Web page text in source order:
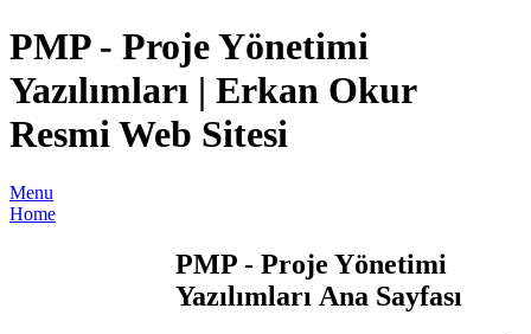
PMP - Proje Yönetimi
Yazılımları | Erkan Okur
Resmi Web Sitesi
Menu
Home
PMP - Proje Yönetimi
Yazılımları Ana Sayfası